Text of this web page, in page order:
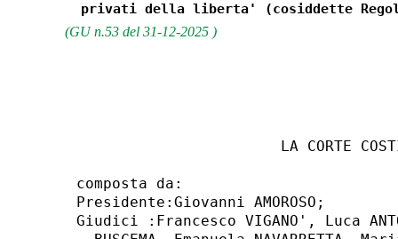
(GU n.53 del 31-12-2025 )
LA CORTE
composta da:
Presidente:Giovanni AMOROSO;
Giudici :Francesco VIGANO', Luca